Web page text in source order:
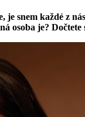
snem každé z
osoba je? Dočtete